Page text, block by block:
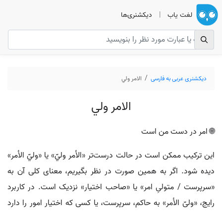
لغت یاب | دیکشنری‌ها
دیکشنری عربی به فارسی الامر ولي
الامر ولي
🌐 امر در دست من است
این ترکیب ممکن است در حالت درست‌تر «الأمر وليّ» یا «وليّ الأمر»
دیده شود. اگر به همین صورت در نظر بگیریم، معنای کلی آن به
«سرپرست / متولیِ امر» یا «صاحب اختیار» نزدیک است. در کاربرد
رایج، «ولیّ الأمر» به حاکم، سرپرست، یا کسی که اختیار امور را دارد